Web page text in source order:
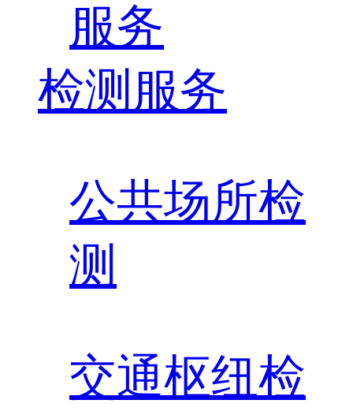
服务
检测服务
公共场所检
测
交通枢纽检